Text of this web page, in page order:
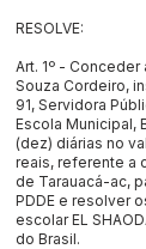
RESOLVE:
Art. 1º -
Souza Cordeiro,
91, Servidora
Escola Municipal,
(dez) diárias no
reais, referente a
de Tarauacá-ac,
PDDE e resolver
escolar EL
do Brasil.